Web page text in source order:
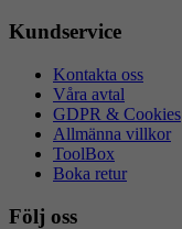
Kundservice
Kontakta oss
Våra avtal
GDPR & Cookies
Allmänna villkor
ToolBox
Boka retur
Följ oss